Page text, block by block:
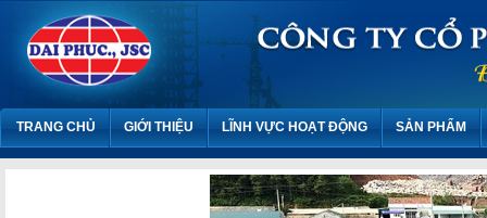
TRANG CHỦ GIỚI THIỆU LĨNH VỰC HOẠT ĐỘNG SẢN PHẨM